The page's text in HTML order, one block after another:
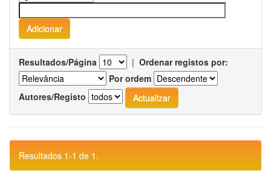
Resultados/Página | Ordenar registos por:
Por ordem
Autores/Registo
Resultados 1-1 de 1.